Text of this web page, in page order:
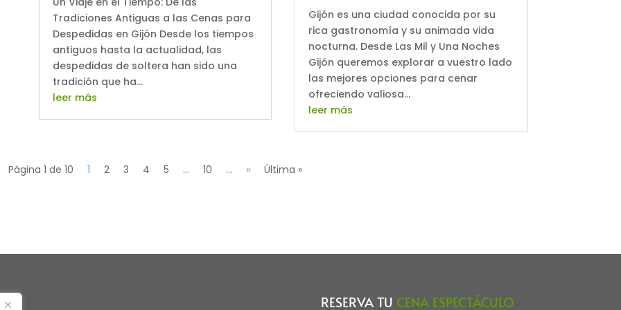
Tradiciones Antiguas a las Cenas para
Despedidas en Gijón Desde los tiempos
antiguos hasta la actualidad, las
despedidas de soltera han sido una
tradición que ha...
leer más
Gijón es una ciudad conocida por su
rica gastronomía y su animada vida
nocturna. Desde Las Mil y Una Noches
Gijón queremos explorar a vuestro lado
las mejores opciones para cenar
ofreciendo valiosa...
leer más
Página 1 de 10 1 2 3 4 5 ... 10 ... » Última »
RESERVA TU CENA ESPECTÁCULO